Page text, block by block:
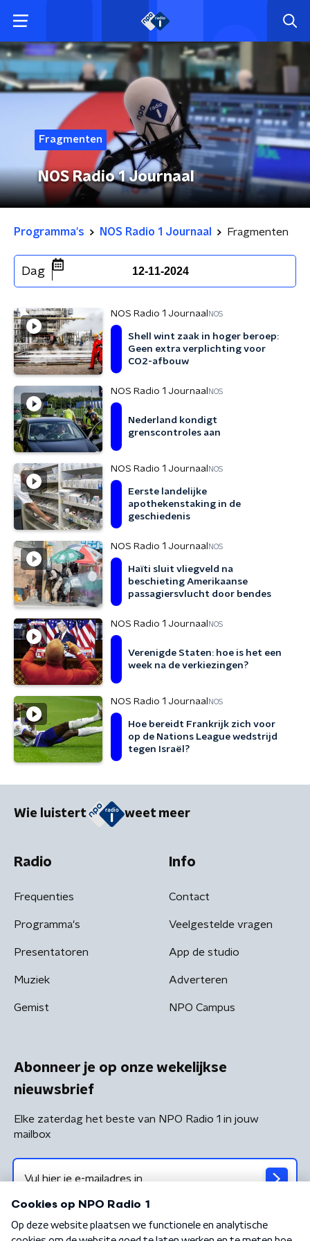
Fragmenten
NOS Radio 1 Journaal
Programma's NOS Radio 1 Journaal Fragmenten
Dag 12-11-2024
NOS Radio 1 Journaal NOS
Shell wint zaak in hoger beroep:
Geen extra verplichting voor
CO2-afbouw
NOS Radio 1 Journaal NOS
Nederland kondigt
grenscontroles aan
NOS Radio 1 Journaal NOS
Eerste landelijke
apothekenstaking in de
geschiedenis
NOS Radio 1 Journaal NOS
Haïti sluit vliegveld na
beschieting Amerikaanse
passagiersvlucht door bendes
NOS Radio 1 Journaal NOS
Verenigde Staten: hoe is het een
week na de verkiezingen?
NOS Radio 1 Journaal NOS
Hoe bereidt Frankrijk zich voor
op de Nations League wedstrijd
tegen Israël?
Wie luistert weet meer
Radio
Frequenties
Programma's
Presentatoren
Muziek
Gemist
Info
Contact
Veelgestelde vragen
App de studio
Adverteren
NPO Campus
Abonneer je op onze wekelijkse
nieuwsbrief
Elke zaterdag het beste van NPO Radio 1 in jouw
mailbox